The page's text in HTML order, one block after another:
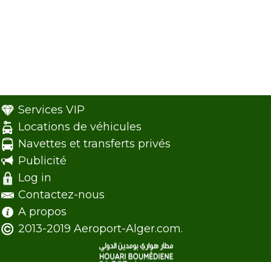
Services VIP
Locations de véhicules
Navettes et transferts privés
Publicité
Log in
Contactez-nous
A propos
2013-2019 Aeroport-Alger.com.